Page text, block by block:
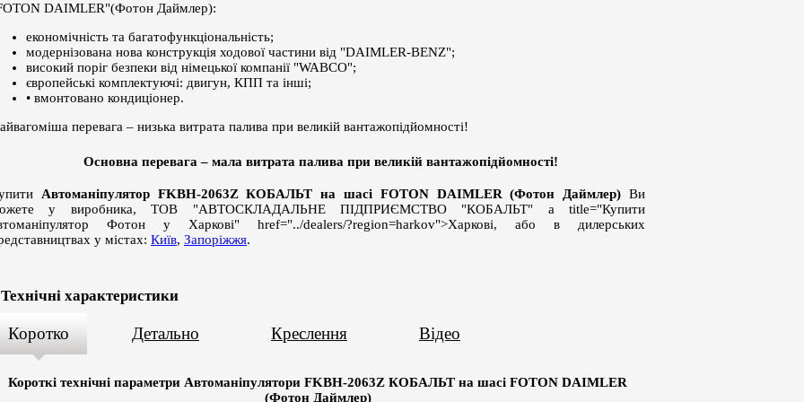
DAIMLER"(Фотон Даймлер):
економічність та багатофункціональність;
модернізована нова конструкція ходової частини від "DAIMLER-BENZ";
високий поріг безпеки від німецької компанії "WABCO";
європейські комплектуючі: двигун, КПП та інші;
• вмонтовано кондиціонер.
перевага – низька витрата палива при великій вантажопідйомності!
Основна перевага – мала витрата палива при великій вантажопідйомності!
Автоманіпулятор FKBН-2063Z КОБАЛЬТ на шасі FOTON DAIMLER (Фотон Даймлер) Ви
у виробника, ТОВ "АВТОСКЛАДАЛЬНЕ ПІДПРИЄМСТВО "КОБАЛЬТ" a title="Купити
Фотон у Харкові" href="../dealers/?region=harkov">Харкові, або в дилерських
у містах: Київ, Запоріжжя.
Технічні характеристики
Коротко Детально Креслення Відео
Короткі технічні параметри Автоманіпулятори FKBН-2063Z КОБАЛЬТ на шасі FOTON DAIMLER
(Фотон Даймлер)